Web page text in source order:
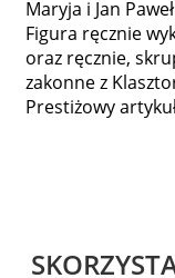
Maryja i Jan
Figura ręcznie
oraz ręcznie,
zakonne z
Prestiżowy